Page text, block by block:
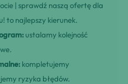
| sprawdź naszą ofertę dla
to najlepszy kierunek.
ustalamy kolejność
kompletujemy
ryzyka błędów.